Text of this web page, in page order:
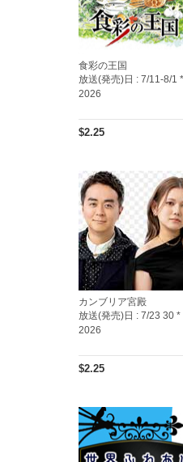
食彩の王国
放送(発売)日 : 7/11-8/1 *
2026
$2.25
カンブリア宮殿
放送(発売)日 : 7/23 30 *
2026
$2.25